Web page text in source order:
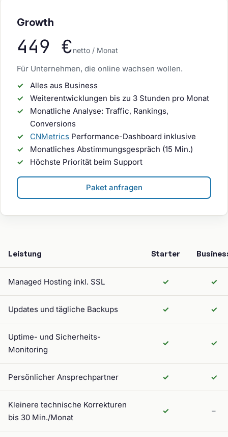
Growth
449 €netto / Monat
Für Unternehmen, die online wachsen wollen.
Alles aus Business
Weiterentwicklungen bis zu 3 Stunden pro Monat
Monatliche Analyse: Traffic, Rankings,
Conversions
CNMetrics Performance-Dashboard inklusive
Monatliches Abstimmungsgespräch (15 Min.)
Höchste Priorität beim Support
Paket anfragen
Leistung Starter
Managed Hosting inkl. SSL ✓ ✓
Updates und tägliche Backups ✓ ✓
Uptime- und Sicherheits-
Monitoring
✓ ✓
Persönlicher Ansprechpartner ✓ ✓
Kleinere technische Korrekturen
bis 30 Min./Monat
✓ –